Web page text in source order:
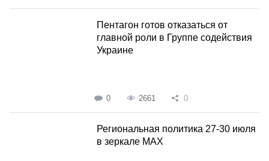
Пентагон готов отказаться от
главной роли в Группе содействия
Украине
0 2661 0
Региональная политика 27-30 июля
в зеркале MAX